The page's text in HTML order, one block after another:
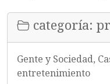
categoría:
Gente y Sociedad,
entretenimiento